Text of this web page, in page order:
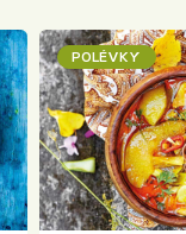
POLÉVKY